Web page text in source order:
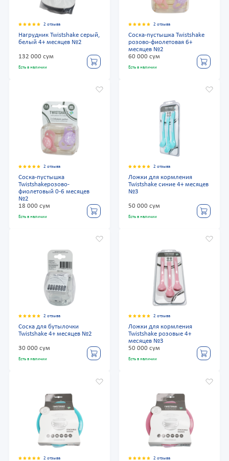
2 отзыва
Нагрудник Twistshake серый,
белый 4+ месяцев №2
132 000 сум
Есть в наличии
2 отзыва
Соска-пустышка Twistshake
розово-фиолетовая 6+
месяцев №2
60 000 сум
Есть в наличии
2 отзыва
Соска-пустышка
Twistshakeрозово-
фиолетовый 0-6 месяцев
№2
18 000 сум
Есть в наличии
2 отзыва
Ложки для кормления
Twistshake синие 4+ месяцев
№3
50 000 сум
Есть в наличии
2 отзыва
Соска для бутылочки
Twistshake 4+ месяцев №2
30 000 сум
Есть в наличии
2 отзыва
Ложки для кормления
Twistshake розовые 4+
месяцев №3
50 000 сум
Есть в наличии
2 отзыва 2 отзыва